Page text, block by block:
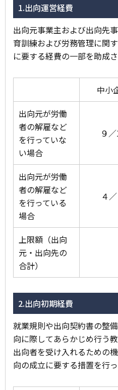
1.出向運営経費
出向元事業主および出向先
育訓練および労務管理に関
に要する経費の一部を助成さ
中小
出向元が労働
者の解雇など
を行っていな
い場合
９
出向元が労働
者の解雇など
を行っている
場合
４
上限額（出向
元・出向先の
合計）
2.出向初期経費
就業規則や出向契約書の整
向に際してあらかじめ行う
出向者を受け入れるための
向の成立に要する措置を行